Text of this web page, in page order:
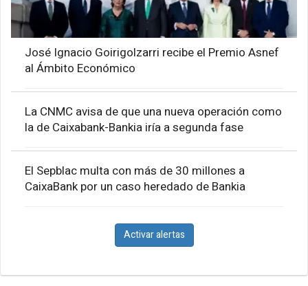
José Ignacio Goirigolzarri recibe el Premio Asnef
al Ámbito Económico
La CNMC avisa de que una nueva operación como
la de Caixabank-Bankia iría a segunda fase
El Sepblac multa con más de 30 millones a
CaixaBank por un caso heredado de Bankia
Activar alertas